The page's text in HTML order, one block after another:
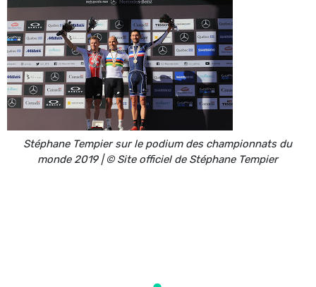
Stéphane Tempier sur le podium des championnats du
monde 2019 | © Site officiel de Stéphane Tempier